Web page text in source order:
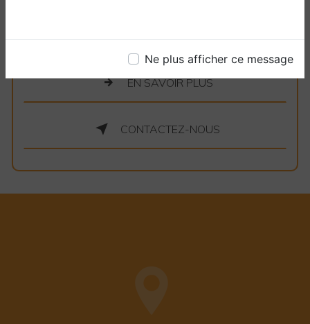
Ne plus afficher ce message
EN SAVOIR PLUS
CONTACTEZ-NOUS